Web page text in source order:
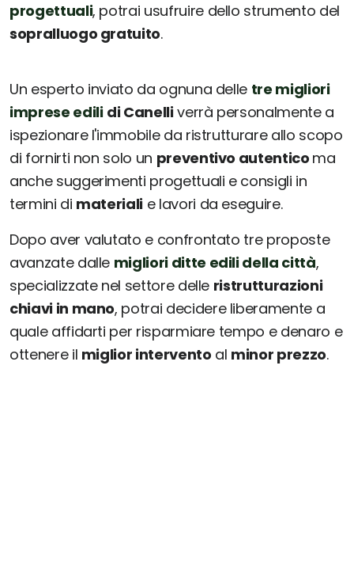
progettuali, potrai usufruire dello strumento del
sopralluogo gratuito.
Un esperto inviato da ognuna delle tre migliori
imprese edili di Canelliverrà personalmente a
ispezionare l'immobile da ristrutturare allo scopo
di fornirti non solo un preventivo autentico ma
anche suggerimenti progettuali e consigli in
termini di materiali e lavori da eseguire.
Dopo aver valutato e confrontato tre proposte
avanzate dalle migliori ditte edili della città,
specializzate nel settore delle ristrutturazioni
chiavi in mano, potrai decidere liberamente a
quale affidarti per risparmiare tempo e denaro e
ottenere il miglior intervento al minor prezzo.